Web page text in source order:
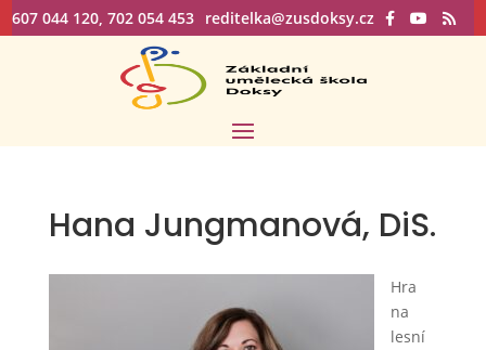
607 044 120, 702 054 453 reditelka@zusdoksy.cz
Hana Jungmanová, DiS.
Hra
na
lesní